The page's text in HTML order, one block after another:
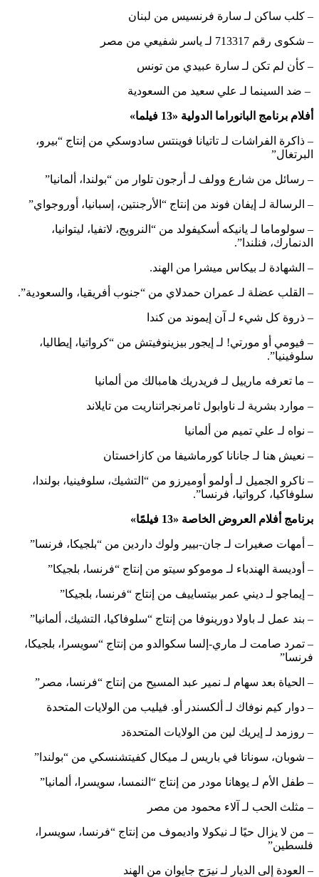
– كلب ساكن لـ سارة فرنسيس من لبنان
– شكوى رقم 713317 لـ ياسر شفيعي من مصر
– كأن لم تكن لـ سارة عبيدي من تونس
– ضد السينما لـ علي سعيد من السعودية
أفلام برنامج البانوراما الدولية «13 فيلما»
– ذاكرة الفراشات لـ تاتيانا فوينتس سادوسكي من إنتاج “بيرو،
البرتغال”
– رسائل من شارع وولف لـ أرجون تلوار من “بولندا، ألمانيا”
– الرسالة لـ إيفان فوند من إنتاج “الأرجنتين، إسبانيا، أوروجواي”
– سولوماما لـ يانيكه أسكيفولد من “النرويج، لاتفيا، ليتوانيا،
الدنمارك، فنلندا”.
– الشهادة لـ بيكاس ميشرا من الهند.
– القلب عضلة لـ عمران حمدلاي من “جنوب أفريقيا، والسعودية”.
– ذروة كل شيء لـ آن إيموند من كندا
– فيومي أو مورتي! لـ إيجور بيزينوفيتش من “كرواتيا، إيطاليا،
سلوفينيا”.
– ما تعرفه مارييل لـ فريدريك هامبالك من ألمانيا
– موارد بشرية لـ ناوابول ثامرنجراتناريت من تايلاند
– نواه لـ علي تميم من ألمانيا
– نعيش هنا لـ جانانا كورماشيفا من كازاخستان
– ناكرو الجميل لـ أولمو أوميرزو من “التشيك، سلوفينيا، بولندا،
سلوفاكيا، كرواتيا، فرنسا”.
برنامج أفلام العروض الخاصة «13 فيلمًا»
– أمهات صغيرات لـ جان-بيير ولوك داردين من “بلجيكا، فرنسا”
– أوديسة الهندباء لـ موموكو سيتو من إنتاج “فرنسا، بلجيكا”
– إيماجو لـ ديني عمر بيتساييف من إنتاج “فرنسا، بلجيكا”
– بند عمل لـ باولا دورينوفا من إنتاج “سلوفاكيا، التشيك، ألمانيا”
– تمرد صامت لـ ماري-إلسا سكوالدو من إنتاج “سويسرا، بلجيكا،
فرنسا”
– الحياة بعد سهام لـ نمير عبد المسيح من إنتاج “فرنسا، مصر”
– دوار كيم نوفاك لـ ألكسندر أو. فيليب من الولايات المتحدة
– روزمد لـ إيريك لين من الولايات المتحدةد
– شوبان، سوناتا في باريس لـ ميكال كفيتشنسكي من “بولندا”
– طفل الأم لـ يوهانا مودر من إنتاج “النمسا، سويسرا، ألمانيا”
– مثلث الحب لـ آلاء محمود من مصر
– من لا يزال حيًا لـ نيكولا واديموف من إنتاج “فرنسا، سويسرا،
فلسطين”
– العودة إلى الديار لـ نيرَج جايوان من الهند